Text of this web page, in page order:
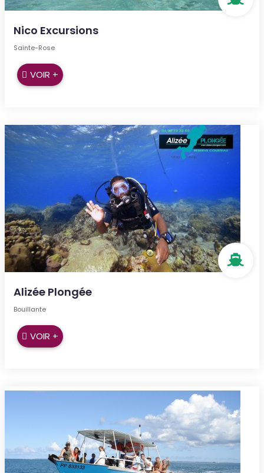
Nico Excursions
Sainte-Rose
VOIR +
Alizée Plongée
Bouillante
VOIR +